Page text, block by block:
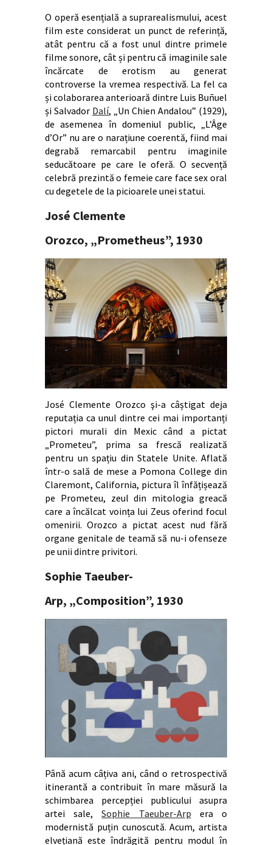
O operă esențială a suprarealismului, acest
film este considerat un punct de referință,
atât pentru că a fost unul dintre primele
filme sonore, cât și pentru că imaginile sale
încărcate de erotism au generat
controverse la vremea respectivă. La fel ca
și colaborarea anterioară dintre Luis Buñuel
și Salvador Dalí, „Un Chien Andalou” (1929),
de asemenea în domeniul public, „L’Âge
d’Or” nu are o narațiune coerentă, fiind mai
degrabă remarcabil pentru imaginile
seducătoare pe care le oferă. O secvență
celebră prezintă o femeie care face sex oral
cu degetele de la picioarele unei statui.
José Clemente
Orozco, „Prometheus”, 1930
José Clemente Orozco şi-a câștigat deja
reputația ca unul dintre cei mai importanți
pictori murali din Mexic când a pictat
„Prometeu”, prima sa frescă realizată
pentru un spațiu din Statele Unite. Aflată
într-o sală de mese a Pomona College din
Claremont, California, pictura îl înfățișează
pe Prometeu, zeul din mitologia greacă
care a încălcat voința lui Zeus oferind focul
omenirii. Orozco a pictat acest nud fără
organe genitale de teamă să nu-i ofenseze
pe unii dintre privitori.
Sophie Taeuber-
Arp, „Composition”, 1930
Până acum câțiva ani, când o retrospectivă
itinerantă a contribuit în mare măsură la
schimbarea percepției publicului asupra
artei sale,Sophie Taeuber-Arp era o
modernistă puțin cunoscută. Acum, artista
elvețiană este îndrăgită pentru modul în